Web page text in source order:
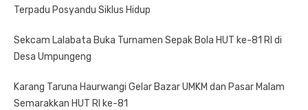
Terpadu Posyandu Siklus Hidup
Sekcam Lalabata Buka Turnamen Sepak Bola HUT ke-81 RI di
Desa Umpungeng
Karang Taruna Haurwangi Gelar Bazar UMKM dan Pasar Malam
Semarakkan HUT RI ke-81